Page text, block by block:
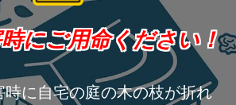
にご用命ください！
に自宅の庭の木の枝が折れ